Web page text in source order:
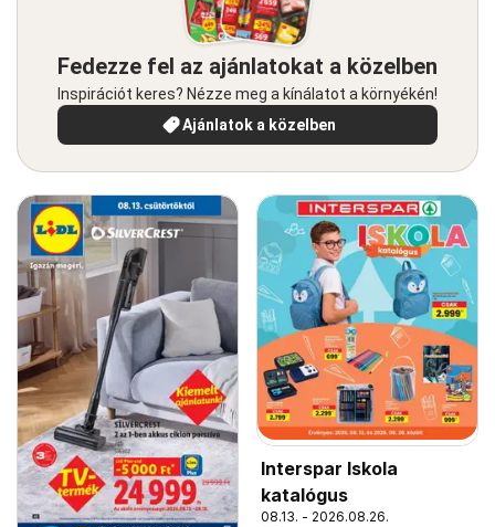
Fedezze fel az ajánlatokat a közelben
Inspirációt keres? Nézze meg a kínálatot a környékén!
Ajánlatok a közelben
Interspar Iskola
katalógus
08.13. - 2026.08.26.